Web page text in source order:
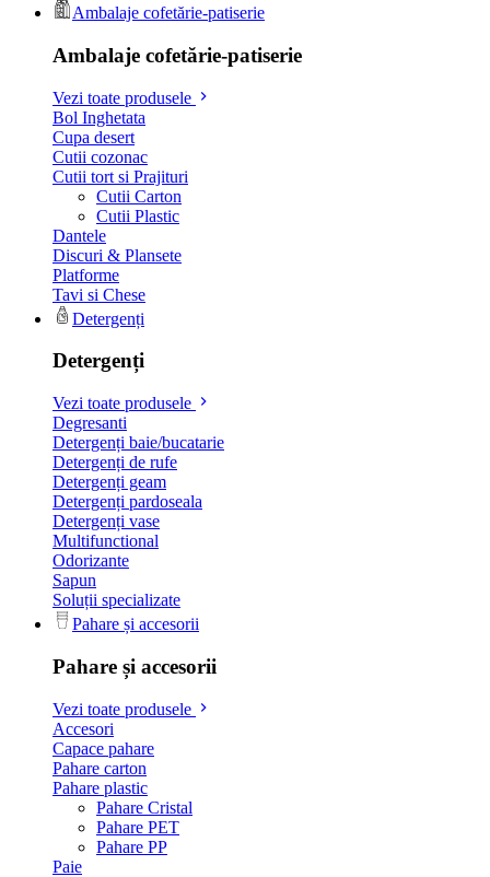
Ambalaje cofetărie-patiserie
Ambalaje cofetărie-patiserie
Vezi toate produsele
Bol Inghetata
Cupa desert
Cutii cozonac
Cutii tort si Prajituri
Cutii Carton
Cutii Plastic
Dantele
Discuri & Plansete
Platforme
Tavi si Chese
Detergenți
Detergenți
Vezi toate produsele
Degresanti
Detergenți baie/bucatarie
Detergenți de rufe
Detergenți geam
Detergenți pardoseala
Detergenți vase
Multifunctional
Odorizante
Sapun
Soluții specializate
Pahare și accesorii
Pahare și accesorii
Vezi toate produsele
Accesori
Capace pahare
Pahare carton
Pahare plastic
Pahare Cristal
Pahare PET
Pahare PP
Paie